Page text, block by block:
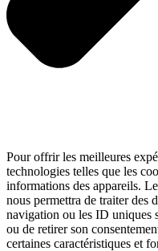
Pour offrir les meilleures
technologies telles que les
informations des appareils.
nous permettra de traiter des
navigation ou les ID uniques
ou de retirer son
certaines caractéristiques et